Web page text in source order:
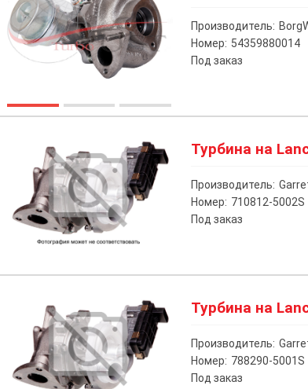
Производитель:
Номер: 54359880014
Под заказ
Турбина на
Производитель:
Номер: 710812-5002S
Под заказ
Турбина на
Производитель:
Номер: 788290-5001S
Под заказ